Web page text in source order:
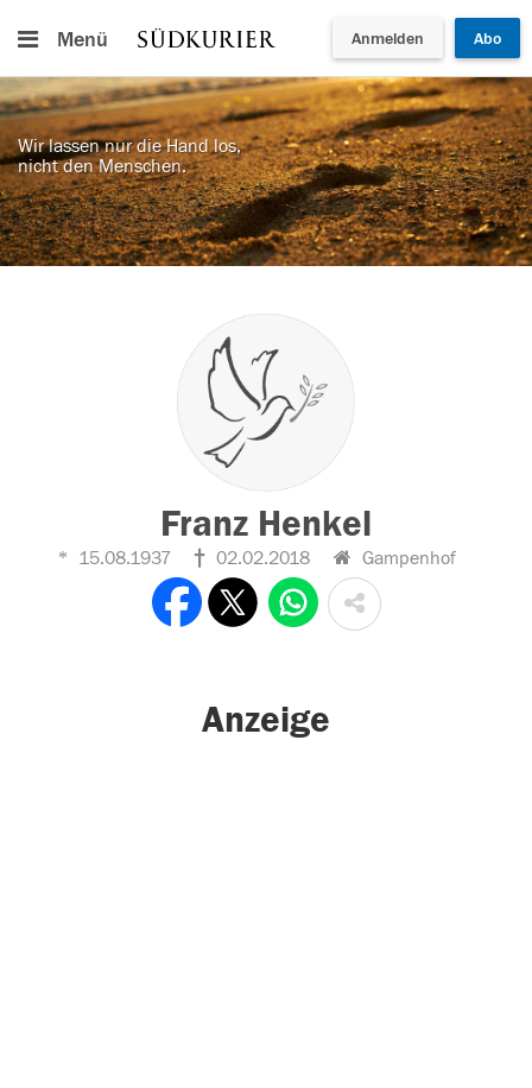
Menü Anmelden Abo
Wir lassen nur die Hand los,
nicht den Menschen.
Franz Henkel
15.08.1937 02.02.2018 Gampenhof
Anzeige